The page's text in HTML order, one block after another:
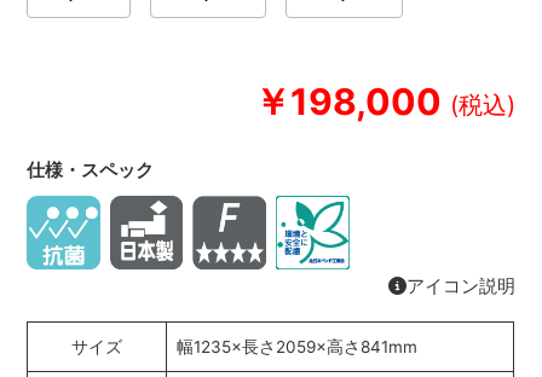
￥198,000
仕様・スペック
アイコン説明
サイズ 幅1235×長さ2059×高さ841mm